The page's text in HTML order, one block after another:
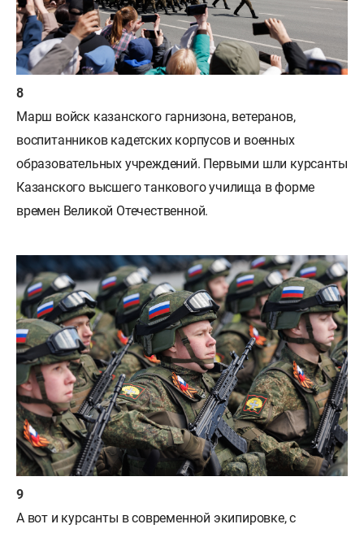
Марш войск казанского гарнизона, ветеранов,
воспитанников кадетских корпусов и военных
образовательных учреждений. Первыми шли курсанты
Казанского высшего танкового училища в форме
времен Великой Отечественной.
А вот и курсанты в современной экипировке, с